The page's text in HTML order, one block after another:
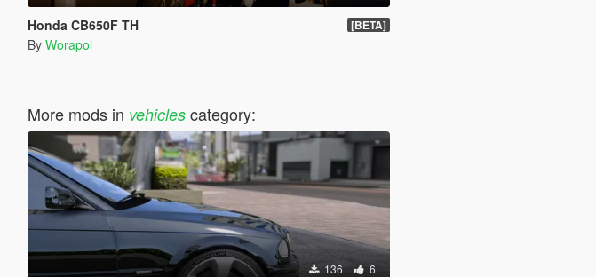
Honda CB650F TH [BETA]
By Worapol
More mods in vehiclescategory:
136 6